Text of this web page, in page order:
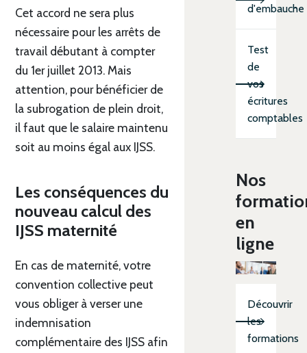
Cet accord ne sera plus
nécessaire pour les arrêts de
travail débutant à compter
du 1er juillet 2013. Mais
attention, pour bénéficier de
la subrogation de plein droit,
il faut que le salaire maintenu
soit au moins égal aux IJSS.
Les conséquences du
nouveau calcul des
IJSS maternité
En cas de maternité, votre
convention collective peut
vous obliger à verser une
indemnisation
complémentaire des IJSS afin
d'embauche
Test
de
vos
écritures
comptables
Nos
en
ligne
Découvrir
les
formations